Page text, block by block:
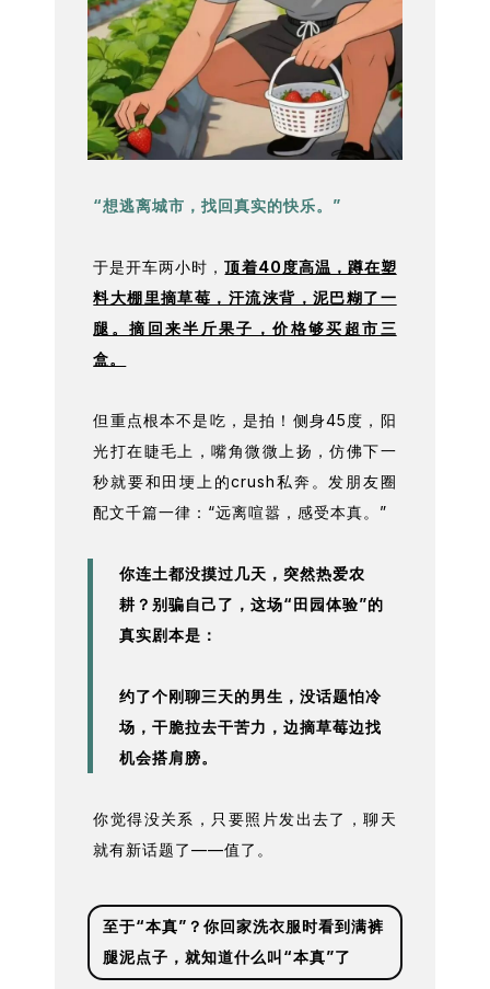
“想逃离城市，找回真实的快乐。”
于是开车两小时，顶着40度高温，蹲在塑
料大棚里摘草莓，汗流浃背，泥巴糊了一
腿。摘回来半斤果子，价格够买超市三
盒。
但重点根本不是吃，是拍！侧身45度，阳
光打在睫毛上，嘴角微微上扬，仿佛下一
秒就要和田埂上的crush私奔。发朋友圈
配文千篇一律：“远离喧嚣，感受本真。”
你连土都没摸过几天，突然热爱农
耕？别骗自己了，这场“田园体验”的
真实剧本是：
约了个刚聊三天的男生，没话题怕冷
场，干脆拉去干苦力，边摘草莓边找
机会搭肩膀。
你觉得没关系，只要照片发出去了，聊天
就有新话题了——值了。
至于“本真”？你回家洗衣服时看到满裤
腿泥点子，就知道什么叫“本真”了